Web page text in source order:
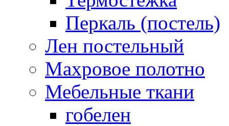
Перкаль (постель)
Лен постельный
Махровое полотно
Мебельные ткани
гобелен